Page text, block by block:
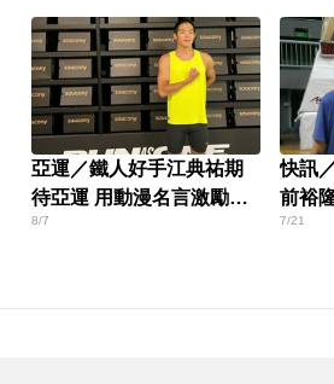
亞運／鐵人好手江典祐期
待亞運 用動漫名言激勵自
己
8/7
快訊
前裕
辭世
7/21